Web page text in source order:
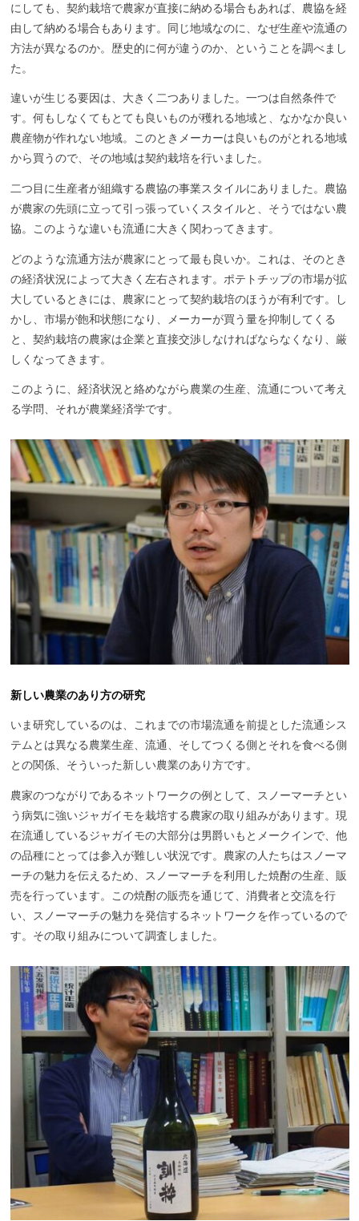
にしても、契約栽培で農家が直接に納める場合もあれば、農協を経
由して納める場合もあります。同じ地域なのに、なぜ生産や流通の
方法が異なるのか。歴史的に何が違うのか、ということを調べまし
た。
違いが生じる要因は、大きく二つありました。一つは自然条件で
す。何もしなくてもとても良いものが穫れる地域と、なかなか良い
農産物が作れない地域。このときメーカーは良いものがとれる地域
から買うので、その地域は契約栽培を行いました。
二つ目に生産者が組織する農協の事業スタイルにありました。農協
が農家の先頭に立って引っ張っていくスタイルと、そうではない農
協。このような違いも流通に大きく関わってきます。
どのような流通方法が農家にとって最も良いか。これは、そのとき
の経済状況によって大きく左右されます。ポテトチップの市場が拡
大しているときには、農家にとって契約栽培のほうが有利です。し
かし、市場が飽和状態になり、メーカーが買う量を抑制してくる
と、契約栽培の農家は企業と直接交渉しなければならなくなり、厳
しくなってきます。
このように、経済状況と絡めながら農業の生産、流通について考え
る学問、それが農業経済学です。
新しい農業のあり方の研究
いま研究しているのは、これまでの市場流通を前提とした流通シス
テムとは異なる農業生産、流通、そしてつくる側とそれを食べる側
との関係、そういった新しい農業のあり方です。
農家のつながりであるネットワークの例として、スノーマーチとい
う病気に強いジャガイモを栽培する農家の取り組みがあります。現
在流通しているジャガイモの大部分は男爵いもとメークインで、他
の品種にとっては参入が難しい状況です。農家の人たちはスノーマ
ーチの魅力を伝えるため、スノーマーチを利用した焼酎の生産、販
売を行っています。この焼酎の販売を通じて、消費者と交流を行
い、スノーマーチの魅力を発信するネットワークを作っているので
す。その取り組みについて調査しました。